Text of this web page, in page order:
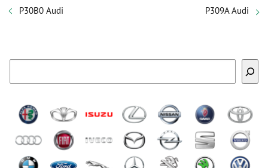
P30B0 Audi P309A Audi